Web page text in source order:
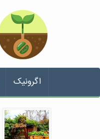
اگرونیک